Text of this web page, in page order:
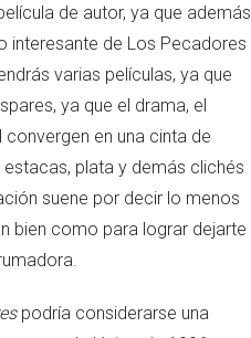
de autor, ya que además
interesante de Los Pecadores
varias películas, ya que
ya que el drama, el
en una cinta de
plata y demás clichés
suene por decir lo menos
bien como para lograr dejarte
podría considerarse una